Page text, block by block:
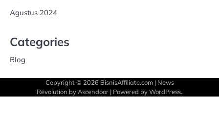
Agustus 2024
Categories
Blog
Copyright © 2026 BisnisAffiliate.com| News
Revolution by Ascendoor | Powered byWordPress.